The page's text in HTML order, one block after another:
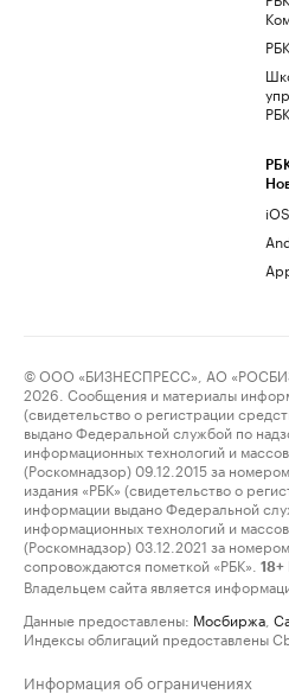
РБК
iOS
© ООО «БИЗНЕСПРЕСС», АО
2026. Сообщения и материалы
(свидетельство о регистрации
выдано Федеральной службой по
информационных технологий и
(Роскомнадзор) 09.12.2015 за
издания «РБК» (свидетельство о
информации выдано Федеральной
информационных технологий и
(Роскомнадзор) 03.12.2021 за
сопровождаются пометкой «РБК».
18+
Владельцем сайта является
Данные предоставлены: Мосбиржа
Индексы облигаций предоставлены
Информация об ограничениях